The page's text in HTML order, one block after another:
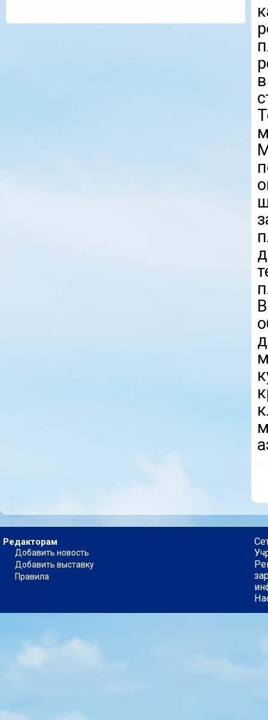
Редакторам
Добавить новость
Добавить выставку
Правила